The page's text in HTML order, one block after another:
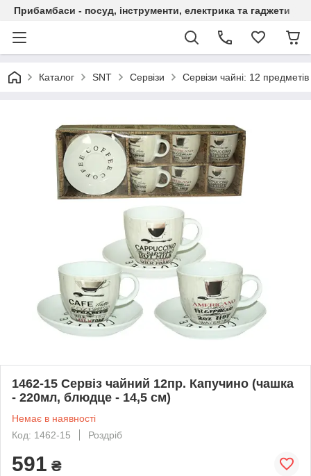
Прибамбаси - посуд, інструменти, електрика та гаджети
Каталог SNT Сервізи Сервізи чайні: 12 предметів
1462-15 Сервіз чайний 12пр. Капучино (чашка
- 220мл, блюдце - 14,5 см)
Немає в наявності
Код: 1462-15
Роздріб
591 ₴